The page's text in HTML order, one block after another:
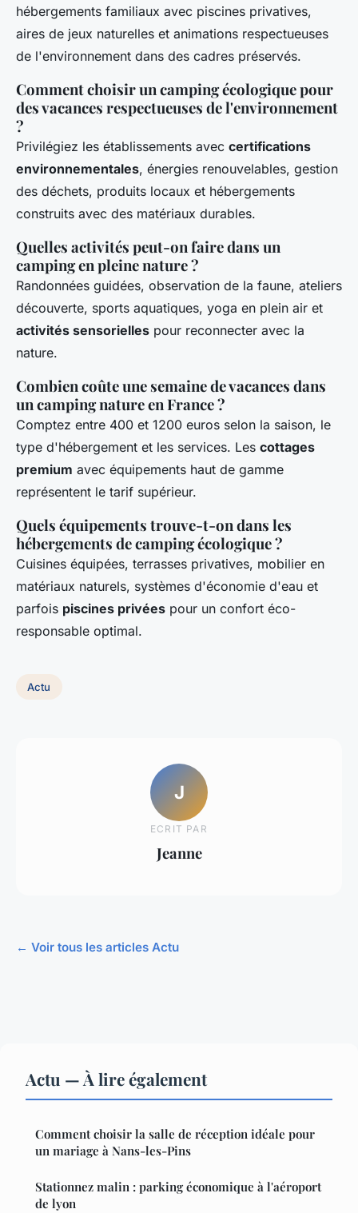
hébergements familiaux avec piscines privatives,
aires de jeux naturelles et animations respectueuses
de l'environnement dans des cadres préservés.
Comment choisir un camping écologique pour
des vacances respectueuses de l'environnement
?
Privilégiez les établissements avec certifications
environnementales, énergies renouvelables, gestion
des déchets, produits locaux et hébergements
construits avec des matériaux durables.
Quelles activités peut-on faire dans un
camping en pleine nature ?
Randonnées guidées, observation de la faune, ateliers
découverte, sports aquatiques, yoga en plein air et
activités sensorielles pour reconnecter avec la
nature.
Combien coûte une semaine de vacances dans
un camping nature en France ?
Comptez entre 400 et 1200 euros selon la saison, le
type d'hébergement et les services. Les cottages
premium avec équipements haut de gamme
représentent le tarif supérieur.
Quels équipements trouve-t-on dans les
hébergements de camping écologique ?
Cuisines équipées, terrasses privatives, mobilier en
matériaux naturels, systèmes d'économie d'eau et
parfois piscines privées pour un confort éco-
responsable optimal.
Actu
J
ECRIT PAR
Jeanne
← Voir tous les articles Actu
Actu — À lire également
Comment choisir la salle de réception idéale pour
un mariage à Nans-les-Pins
Stationnez malin : parking économique à l'aéroport
de lyon